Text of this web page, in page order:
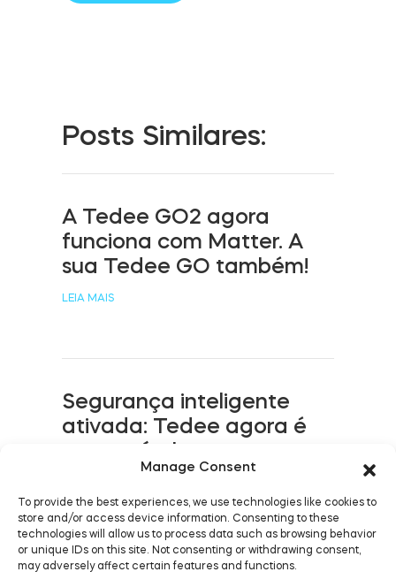
Manage Consent
To provide the best experiences, we use technologies like cookies to
store and/or access device information. Consenting to these
technologies will allow us to process data such as browsing behavior
or unique IDs on this site. Not consenting or withdrawing consent,
may adversely affect certain features and functions.
Tedee Biometric Module
Tedee GO2
Posts Similares:
A Tedee GO2 agora
funciona com Matter. A
sua Tedee GO também!
LEIA MAIS
Segurança inteligente
ativada: Tedee agora é
compatível com o
Alarm.com
LEIA MAIS